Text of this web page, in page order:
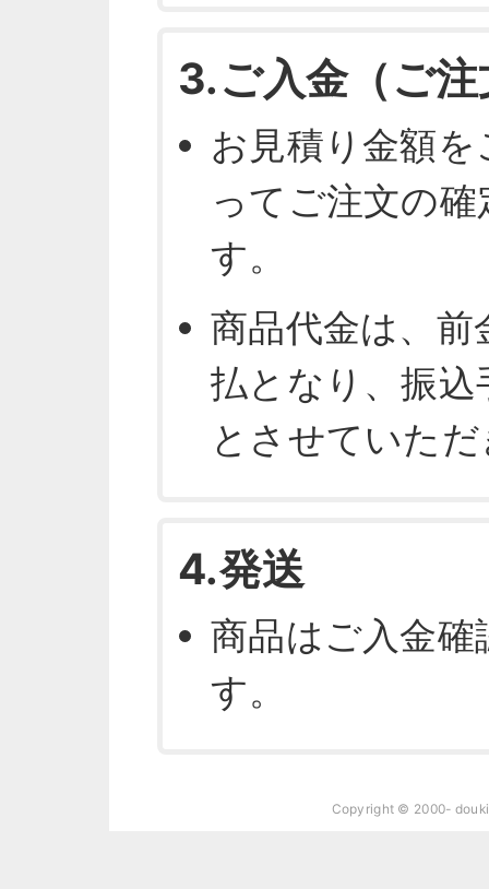
3.ご入金（ご
お見積り金額
ってご注文の
す。
商品代金は、前
払となり、振
とさせていた
4.発送
商品はご入金
す。
Copyright © 2000-